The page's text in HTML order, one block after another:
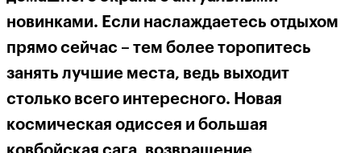
новинками. Если наслаждаетесь отдыхом
прямо сейчас – тем более торопитесь
занять лучшие места, ведь выходит
столько всего интересного. Новая
космическая одиссея и большая